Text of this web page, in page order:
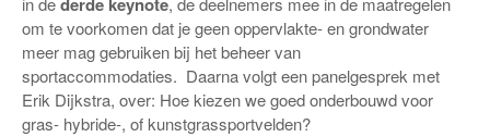
om te voorkomen dat je geen oppervlakte- en grondwater
meer mag gebruiken bij het beheer van
sportaccommodaties. Daarna volgt een panelgesprek met
Erik Dijkstra, over: Hoe kiezen we goed onderbouwd voor
gras- hybride-, of kunstgrassportvelden?